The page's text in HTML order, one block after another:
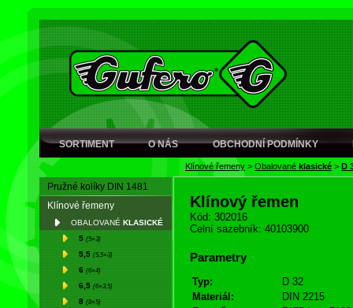
SORTIMENT O NÁS OBCHODNÍ PODMÍNKY
Klínové řemeny > Obalované klasické > D
Pružné kolíky DIN 1481
Klínové řemeny
OBALOVANÉ KLASICKÉ
5 (5×3)
5,5 (5,5×3)
6 (6×4)
6,5 (6×3,5)
8 (8×5)
Klínový řemen
Kód: 302016
Celní sazebník: 40103900
Parametry
Typ:
D 32
Materiál:
DIN 2215